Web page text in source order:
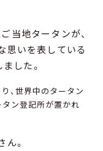
当地タータンが、
思いを表している
した。
、世界中のタータン
タン登記所が置かれ
ん。